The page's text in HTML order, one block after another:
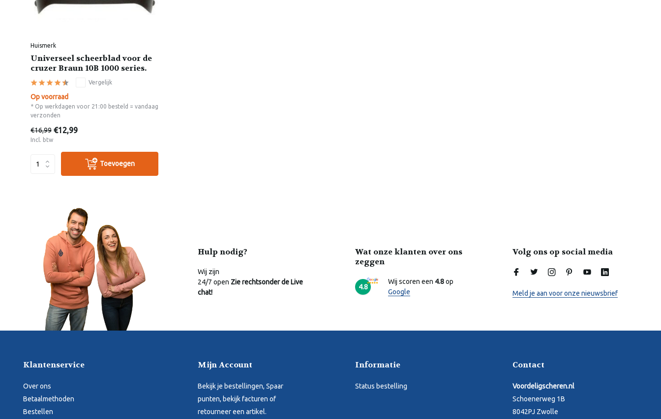
Huismerk
Universeel scheerblad voor de
cruzer Braun 10B 1000 series.
Vergelijk
Op voorraad
* Op werkdagen voor 21:00 besteld = vandaag
verzonden
€16,99 €12,99
Incl. btw
Toevoegen
Hulp nodig?
Wij zijn
24/7 open Zie rechtsonder de Live
chat!
Wat onze klanten over ons
zeggen
4.8
Wij scoren een 4.8op
Google
Volg ons op social media
Meld je aan voor onze nieuwsbrief
Klantenservice
Over ons
Betaalmethoden
Bestellen
Mijn Account
Bekijk je bestellingen, Spaar
punten, bekijk facturen of
retourneer een artikel.
Informatie
Status bestelling
Contact
Voordeligscheren.nl
Schoenerweg 1B
8042PJ Zwolle
Online